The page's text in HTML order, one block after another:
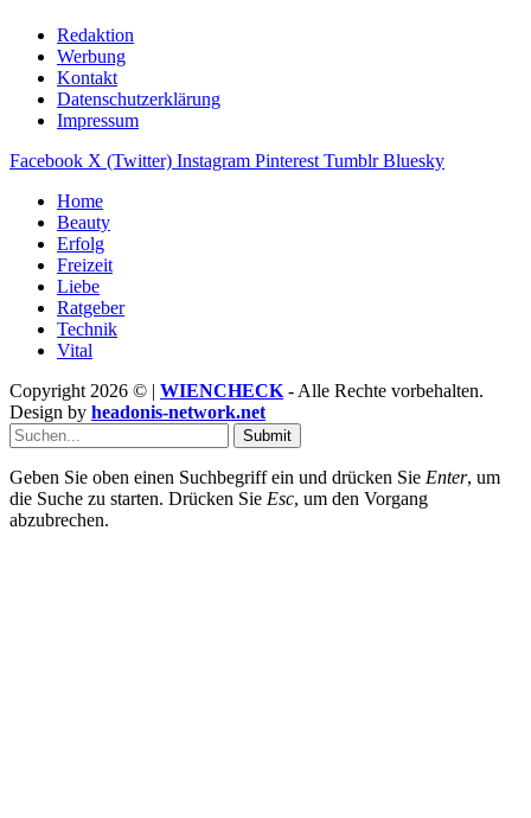
Redaktion
Werbung
Kontakt
Datenschutzerklärung
Impressum
Facebook X (Twitter) Instagram Pinterest Tumblr Bluesky
Home
Beauty
Erfolg
Freizeit
Liebe
Ratgeber
Technik
Vital
Copyright 2026 © | WIENCHECK - Alle Rechte vorbehalten.
Design by headonis-network.net
Submit
Geben Sie oben einen Suchbegriff ein und drücken Sie Enter, um
die Suche zu starten. Drücken Sie Esc, um den Vorgang
abzubrechen.